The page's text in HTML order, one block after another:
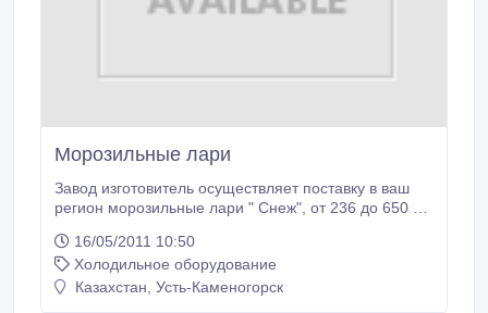
Морозильные лари
Завод изготовитель осуществляет поставку в ваш
регион морозильные лари " Снеж", от 236 до 650 л.
16/05/2011 10:50
Холодильное оборудование
Казахстан, Усть-Каменогорск